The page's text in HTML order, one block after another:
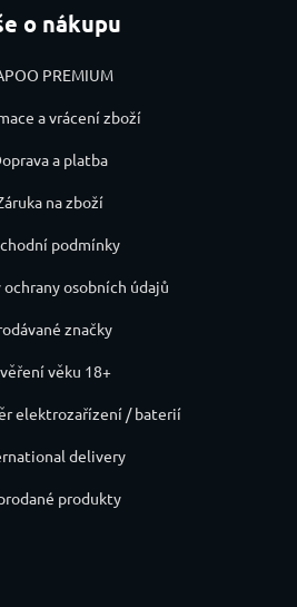
o nákupu
PREMIUM
a vrácení zboží
a platba
na zboží
podmínky
osobních údajů
značky
věku 18+
elektrozařízení / baterií
delivery
produkty